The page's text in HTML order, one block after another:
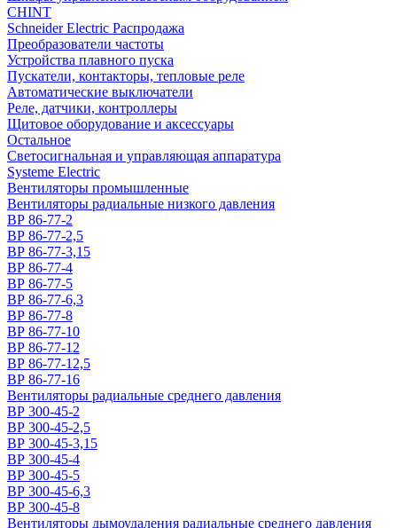
CHINT
Schneider Electric Распродажа
Преобразователи частоты
Устройства плавного пуска
Пускатели, контакторы, тепловые реле
Автоматические выключатели
Реле, датчики, контроллеры
Щитовое оборудование и аксессуары
Остальное
Светосигнальная и управляющая аппаратура
Systeme Electric
Вентиляторы промышленные
Вентиляторы радиальные низкого давления
ВР 86-77-2
ВР 86-77-2,5
ВР 86-77-3,15
ВР 86-77-4
ВР 86-77-5
ВР 86-77-6,3
ВР 86-77-8
ВР 86-77-10
ВР 86-77-12
ВР 86-77-12,5
ВР 86-77-16
Вентиляторы радиальные среднего давления
ВР 300-45-2
ВР 300-45-2,5
ВР 300-45-3,15
ВР 300-45-4
ВР 300-45-5
ВР 300-45-6,3
ВР 300-45-8
Вентиляторы дымоудаления радиальные среднего давления